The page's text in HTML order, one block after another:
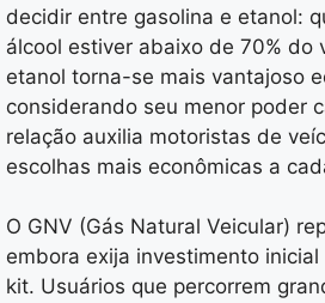
decidir entre gasolina e etanol:
álcool estiver abaixo de 70% do
etanol torna-se mais vantajoso
considerando seu menor poder
relação auxilia motoristas de
escolhas mais econômicas a
O GNV (Gás Natural Veicular)
embora exija investimento
kit. Usuários que percorrem